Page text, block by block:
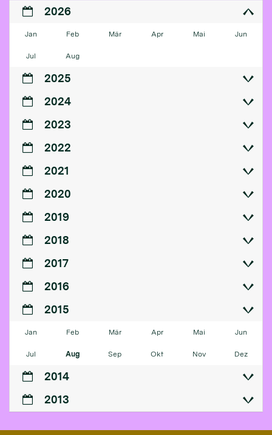
2026
Jan Feb Mär Apr Mai Jun
Jul Aug
2025
2024
2023
2022
2021
2020
2019
2018
2017
2016
2015
Jan Feb Mär Apr Mai Jun
Jul Aug Sep Okt Nov Dez
2014
2013